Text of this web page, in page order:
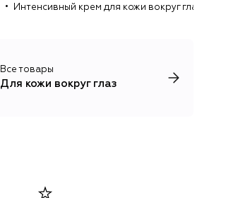
Интенсивный крем для кожи вокруг глаз (15ml)
Все товары
Для кожи вокруг глаз